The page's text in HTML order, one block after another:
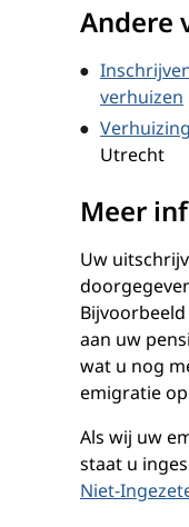
Andere
verhuizen
Utrecht
Meer
Uw
aan uw
wat u nog
emigratie op
Als wij uw
staat u
Niet-